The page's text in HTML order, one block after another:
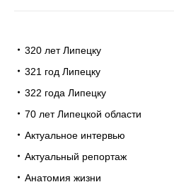
320 лет Липецку
321 год Липецку
322 года Липецку
70 лет Липецкой области
Актуальное интервью
Актуальный репортаж
Анатомия жизни